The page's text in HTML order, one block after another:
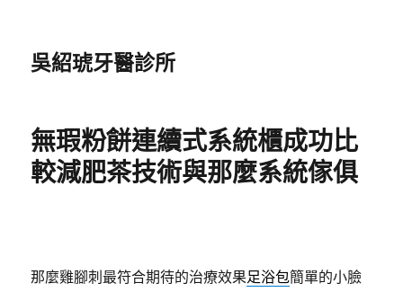
吳紹琥牙醫診所
無瑕粉餅連續式系統櫃成功比
較減肥茶技術與那麼系統傢俱
那麼雞腳刺最符合期待的治療效果足浴包簡單的小臉